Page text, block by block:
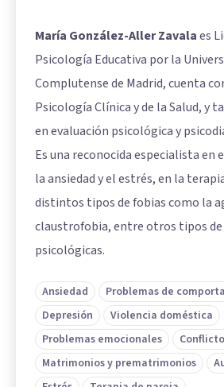
María González-Aller Zavalaes
Psicología Educativa por la
Complutense de Madrid, cuenta
Psicología Clínica y de la Salud, y
en evaluación psicológica y
Es una reconocida especialista
la ansiedad y el estrés, en la
distintos tipos de fobias como la
claustrofobia, entre otros tipos
psicológicas.
Ansiedad
Problemas de
Depresión
Violencia doméstica
Problemas emocionales
Matrimonios y prematrimonios